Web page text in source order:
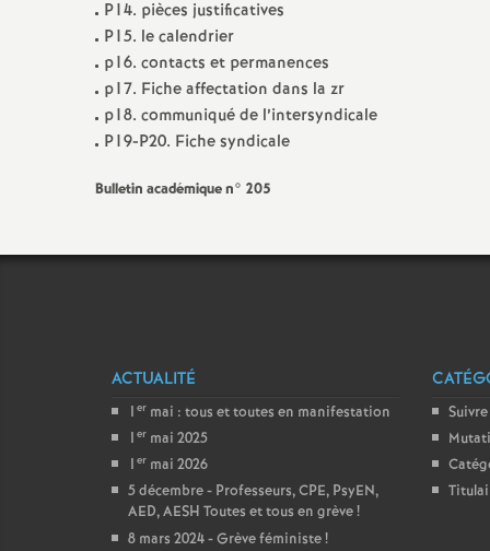
P14. pièces justificatives
P15. le calendrier
p16. contacts et permanences
p17. Fiche affectation dans la zr
p18. communiqué de l’intersyndicale
P19-P20. Fiche syndicale
Bulletin académique n° 205
ACTUALITÉ
1 er mai : tous et toutes en manifestation
1 er mai 2025
1 er mai 2026
5 décembre - Professeurs, CPE, PsyEN,
AED, AESH Toutes et tous en grève!
8 mars 2024 - Grève féministe!